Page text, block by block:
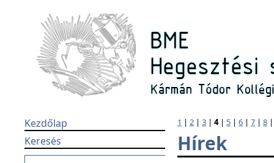
Kezdőlap
Keresés
1 | 2 | 3 | 4| 5 | 6 | 7 | 8
Hírek